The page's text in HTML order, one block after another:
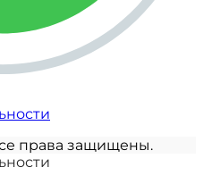
права защищены.